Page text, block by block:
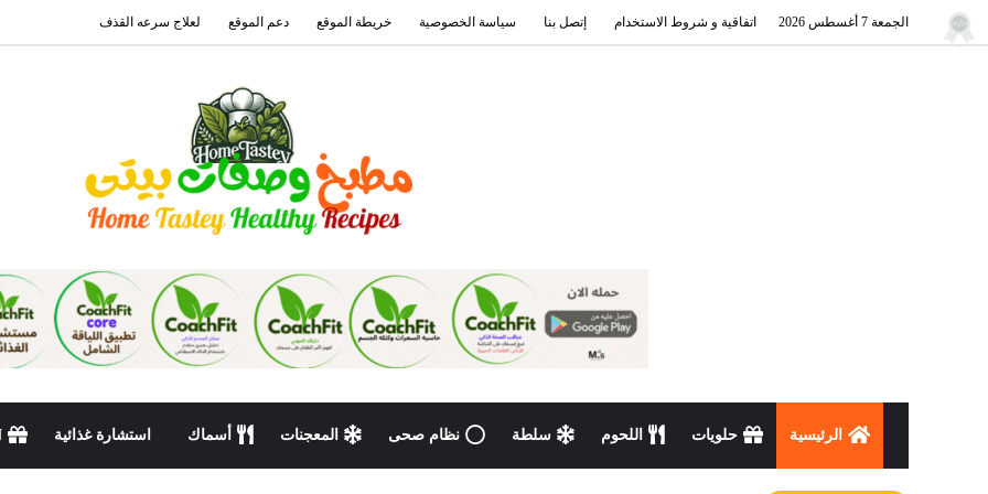
الجمعة 7 أغسطس 2026 اتفاقية و شروط الاستخدام إتصل بنا سياسة الخصوصية خريطة الموقع دعم الموقع لعلاج سرعه القذف
الرئيسية حلويات اللحوم سلطة نظام صحى المعجنات أسماك استشارة غذائية